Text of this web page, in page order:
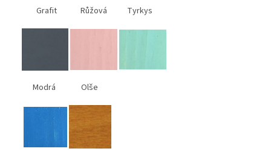
Grafit Růžová Tyrkys
Modrá Olše